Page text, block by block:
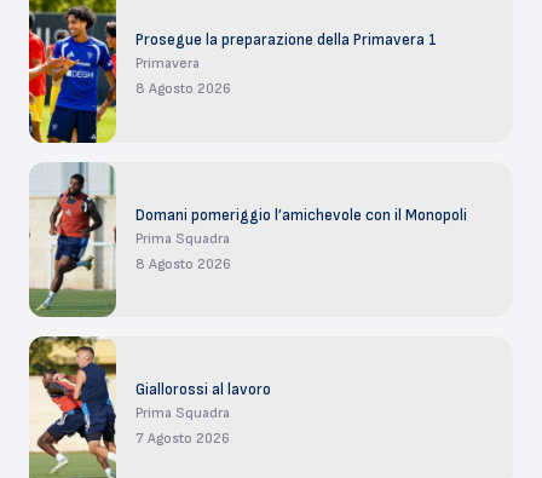
Prosegue la preparazione della Primavera 1
Primavera
8 Agosto 2026
Domani pomeriggio l’amichevole con il Monopoli
Prima Squadra
8 Agosto 2026
Giallorossi al lavoro
Prima Squadra
7 Agosto 2026